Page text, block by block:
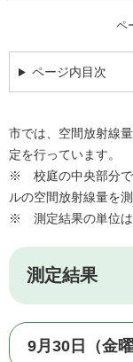
ペ
ページ内目次
市では、空間放射線
定を行っています。
※ 校庭の中央部分で
ルの空間放射線量を
※ 測定結果の単位は
測定結果
9月30日（金曜